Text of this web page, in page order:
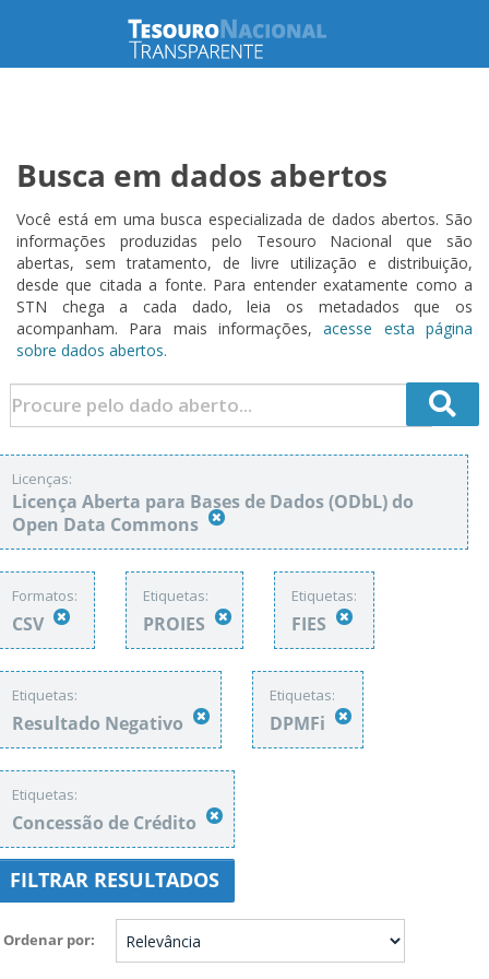
Busca em dados abertos
Você está em uma busca especializada de dados abertos. São
informações produzidas pelo Tesouro Nacional que são
abertas, sem tratamento, de livre utilização e distribuição,
desde que citada a fonte. Para entender exatamente como a
STN chega a cada dado, leia os metadados que os
acompanham. Para mais informações,acesse esta página
sobre dados abertos.
Licenças:
Licença Aberta para Bases de Dados (ODbL) do
Open Data Commons
Formatos:
CSV
Etiquetas:
PROIES
Etiquetas:
FIES
Etiquetas:
Resultado Negativo
Etiquetas:
DPMFi
Etiquetas:
Concessão de Crédito
FILTRAR RESULTADOS
Ordenar por